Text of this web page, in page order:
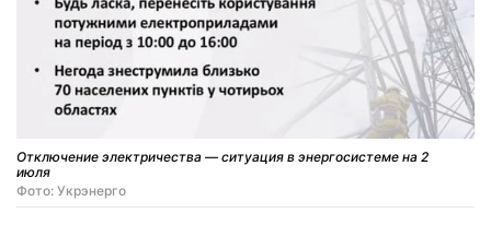
Отключение электричества — ситуация в энергосистеме на 2
июля
Фото: Укрэнерго